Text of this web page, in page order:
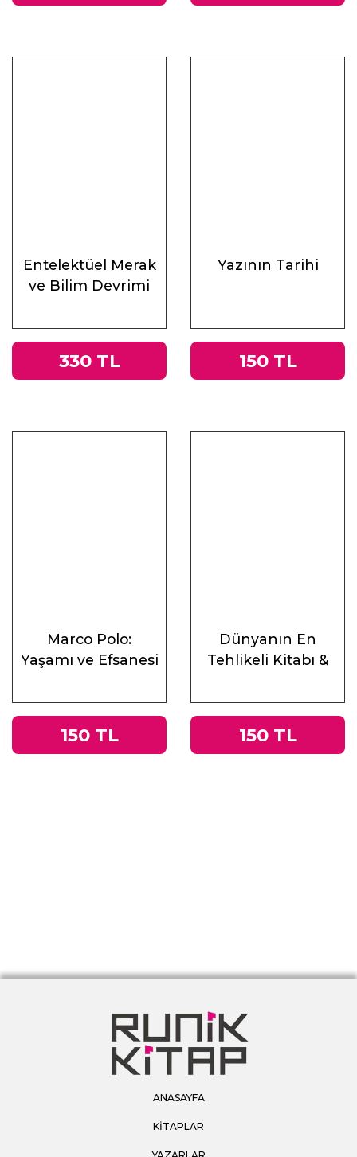
Entelektüel Merak
ve Bilim Devrimi
330 TL
Yazının Tarihi
150 TL
Marco Polo:
Yaşamı ve Efsanesi
150 TL
Dünyanın En
Tehlikeli Kitabı &
İmparatorluğu’ndan
Tacitus’un
150 TL
ANASAYFA
KİTAPLAR